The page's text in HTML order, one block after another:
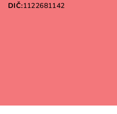
DIČ:1122681142